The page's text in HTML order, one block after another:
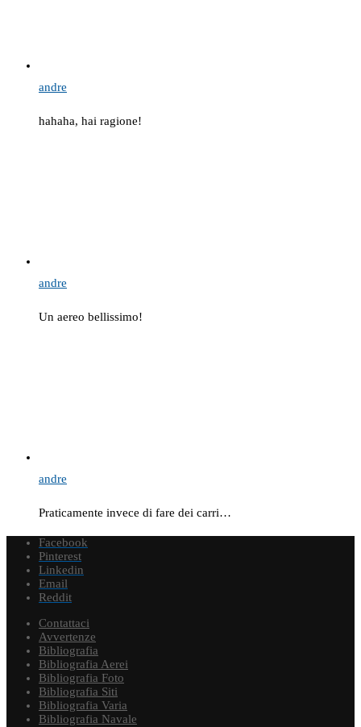
andre
hahaha, hai ragione!
andre
Un aereo bellissimo!
andre
Praticamente invece di fare dei carri…
Facebook
Pinterest
Linkedin
Email
Reddit
Contattaci
Avvertenze
Bibliografia
Bibliografia Aerei
Bibliografia Foto
Bibliografia Siti
Bibliografia Varia
Bibliografia Navale